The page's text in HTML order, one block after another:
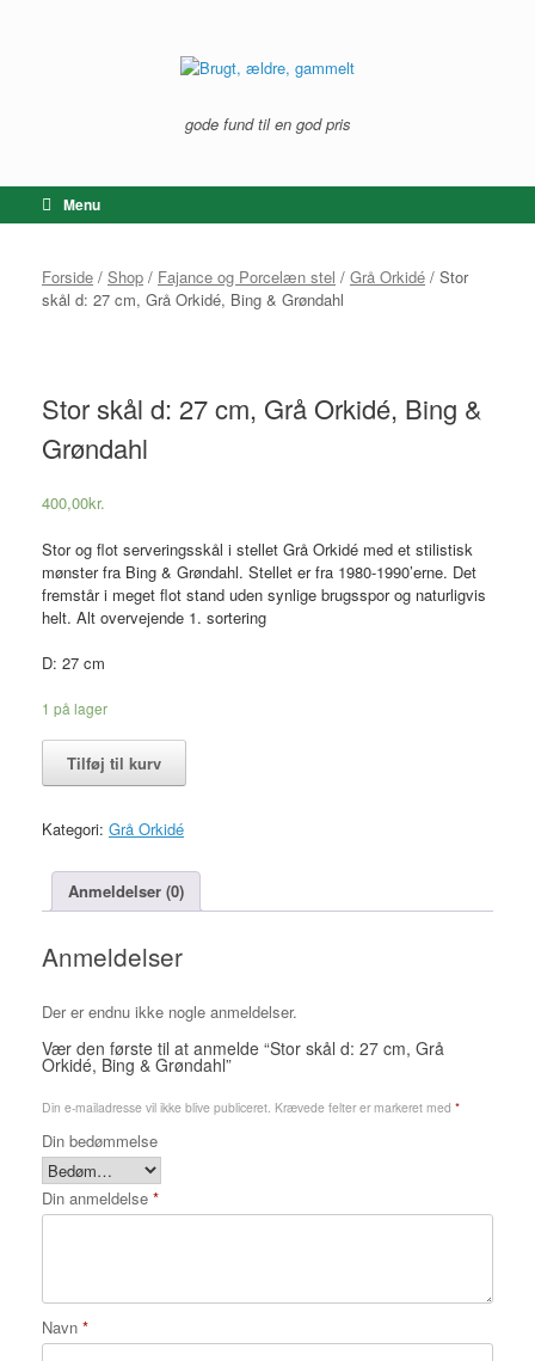
gode fund til en god pris
Menu
Forside / Shop / Fajance og Porcelæn stel / Grå Orkidé / Stor
skål d: 27 cm, Grå Orkidé, Bing & Grøndahl
Stor skål d: 27 cm, Grå Orkidé, Bing &
Grøndahl
400,00kr.
Stor og flot serveringsskål i stellet Grå Orkidé med et stilistisk
mønster fra Bing & Grøndahl. Stellet er fra 1980-1990’erne. Det
fremstår i meget flot stand uden synlige brugsspor og naturligvis
helt. Alt overvejende 1. sortering
D: 27 cm
1 på lager
Stor
cm,
Orkidé,
Bing
Grøndahl
Tilføj til kurv
Kategori: Grå Orkidé
Anmeldelser (0)
Anmeldelser
Der er endnu ikke nogle anmeldelser.
Vær den første til at anmelde “Stor skål d: 27 cm, Grå
Orkidé, Bing & Grøndahl”
Din e-mailadresse vil ikke blive publiceret. Krævede felter er markeret med *
Din bedømmelse
Din anmeldelse *
Navn *